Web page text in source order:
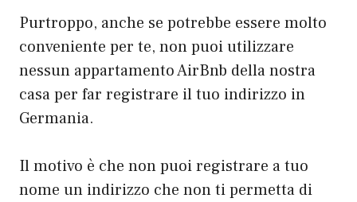
Purtroppo, anche se potrebbe essere molto
conveniente per te, non puoi utilizzare
nessun appartamento AirBnb della nostra
casa per far registrare il tuo indirizzo in
Germania.
Il motivo è che non puoi registrare a tuo
nome un indirizzo che non ti permetta di